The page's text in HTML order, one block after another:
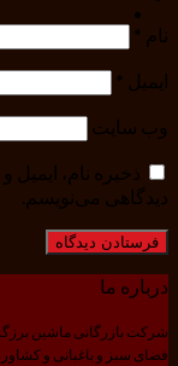
نام *
ایمیل
*
وب‌ سایت
ذخیره نام،
دیدگاهی می‌نویسم.
درباره ما
فضای سبز و باغبانی و